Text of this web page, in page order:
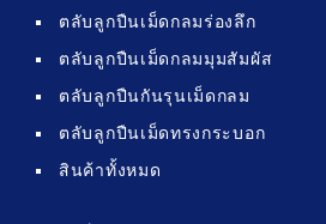
ตลับลูกปืนเม็ดกลมร่องลึก
ตลับลูกปืนเม็ดกลมมุมสัมผัส
ตลับลูกปืนกันรุนเม็ดกลม
ตลับลูกปืนเม็ดทรงกระบอก
สินค้าทั้งหมด